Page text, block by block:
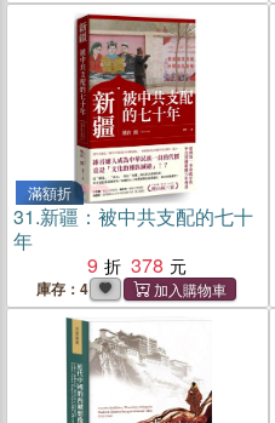
滿額折
31.新疆：被中共支配的七十
年
9
378
庫存：4